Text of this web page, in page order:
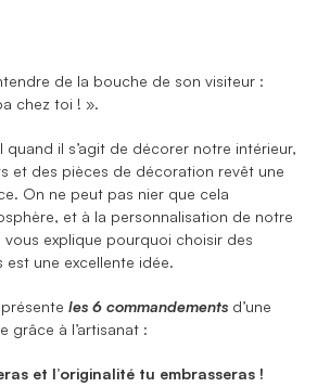
de la bouche de son visiteur :
chez toi ! ».
quand il s’agit de décorer notre intérieur,
et des pièces de décoration revêt une
On ne peut pas nier que cela
et à la personnalisation de notre
vous explique pourquoi choisir des
est une excellente idée.
les 6 commandements d’une
grâce à l’artisanat :
et l’originalité tu embrasseras !